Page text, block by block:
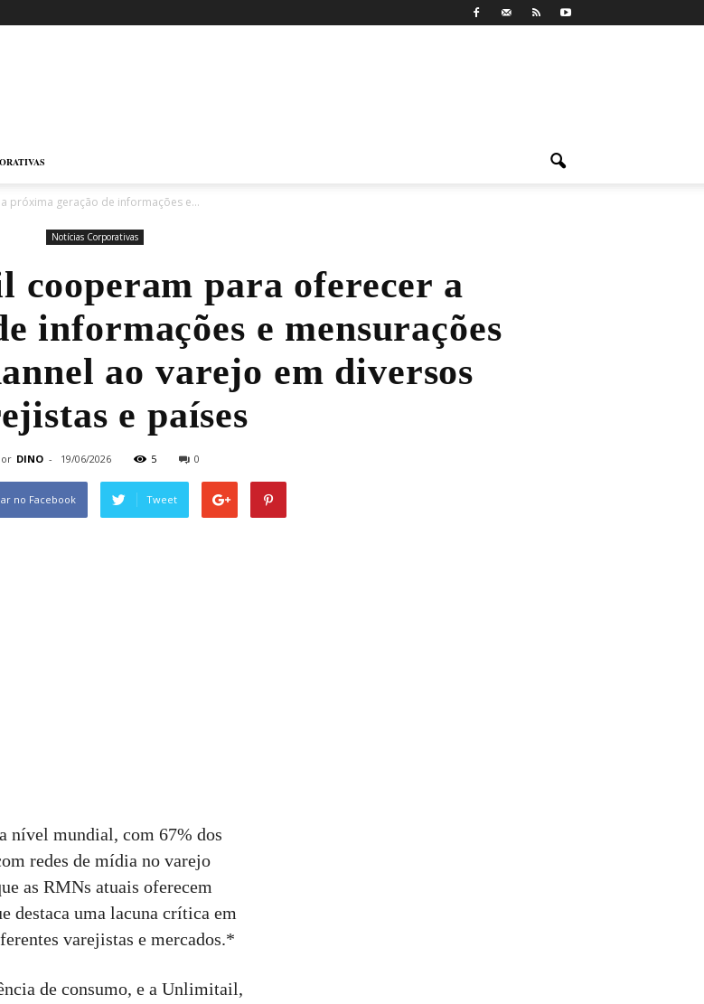
próxima geração de informações e...
Notícias Corporativas
para oferecer a
informações e mensurações
ao varejo em diversos
e países
DINO - 19/06/2026 5 0
no Facebook Tweet
nível mundial, com 67% dos
redes de mídia no varejo
as RMNs atuais oferecem
destaca uma lacuna crítica em
varejistas e mercados.*
de consumo, e a Unlimitail,